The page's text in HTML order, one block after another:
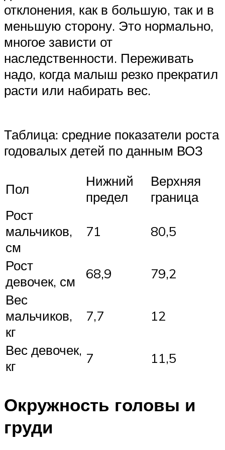
отклонения, как в большую, так и в
меньшую сторону. Это нормально,
многое зависти от
наследственности. Переживать
надо, когда малыш резко прекратил
расти или набирать вес.
Таблица: средние показатели роста
годовалых детей по данным ВОЗ
Пол
Нижний
предел
Верхняя
граница
Рост
мальчиков,
см
71 80,5
Рост
девочек, см
68,9
79,2
Вес
мальчиков,
кг
7,7 12
Вес девочек,
кг
7 11,5
Окружность головы и
груди